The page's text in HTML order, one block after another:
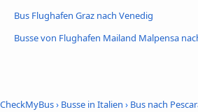
Bus Flughafen Graz nach Venedig
Busse von Flughafen Mailand Malpensa
CheckMyBus› Busse in Italien › Bus nach